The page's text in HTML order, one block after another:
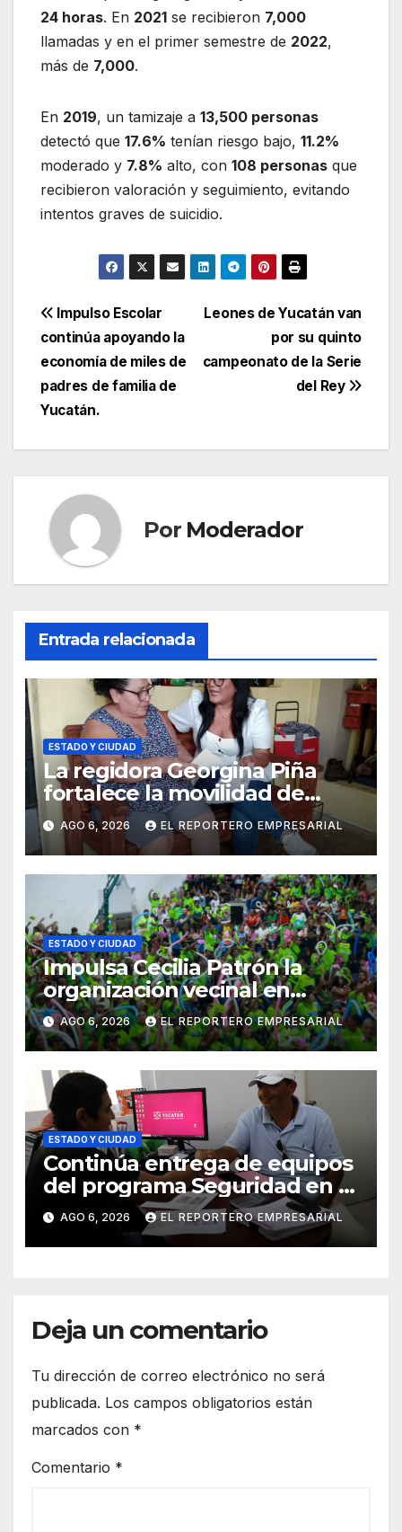
24 horas. En 2021 se recibieron 7,000
llamadas y en el primer semestre de 2022,
más de 7,000.
En 2019, un tamizaje a 13,500 personas
detectó que 17.6% tenían riesgo bajo, 11.2%
moderado y 7.8% alto, con 108 personas que
recibieron valoración y seguimiento, evitando
intentos graves de suicidio.
Navegación
de
entradas
Leones de Yucatán van
por su quinto
campeonato de la Serie
del Rey
Impulso Escolar
continúa apoyando la
economía de miles de
padres de familia de
Yucatán.
Por Moderador
Entrada relacionada
ESTADO Y CIUDAD
La regidora Georgina Piña
fortalece la movilidad de
adultos mayores con la
entrega de aparatos
ortopédicos
AGO 6, 2026 EL REPORTERO EMPRESARIAL
ESTADO Y CIUDAD
Impulsa Cecilia Patrón la
organización vecinal en
Mérida y suma a comités de
vigilancia en la prevención
social del delito
AGO 6, 2026 EL REPORTERO EMPRESARIAL
ESTADO Y CIUDAD
Continúa entrega de equipos
del programa Seguridad en el
Mar
AGO 6, 2026 EL REPORTERO EMPRESARIAL
Deja un comentario
Tu dirección de correo electrónico no será
publicada. Los campos obligatorios están
marcados con *
Comentario *